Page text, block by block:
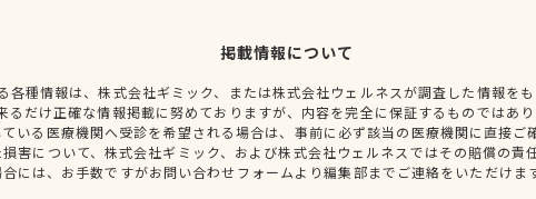
掲載情報について
各種情報は、株式会社ギミック、または株式会社ウェルネスが調査した情報を
るだけ正確な情報掲載に努めておりますが、内容を完全に保証するものではあ
いる医療機関へ受診を希望される場合は、事前に必ず該当の医療機関に直接ご
害について、株式会社ギミック、および株式会社ウェルネスではその賠償の責
には、お手数ですがお問い合わせフォームより編集部までご連絡をいただけま